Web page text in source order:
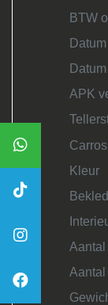
BTW
APK
Kleur
Aantal
Aantal